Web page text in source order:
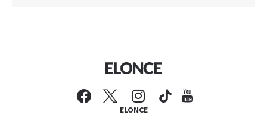
ELONCE